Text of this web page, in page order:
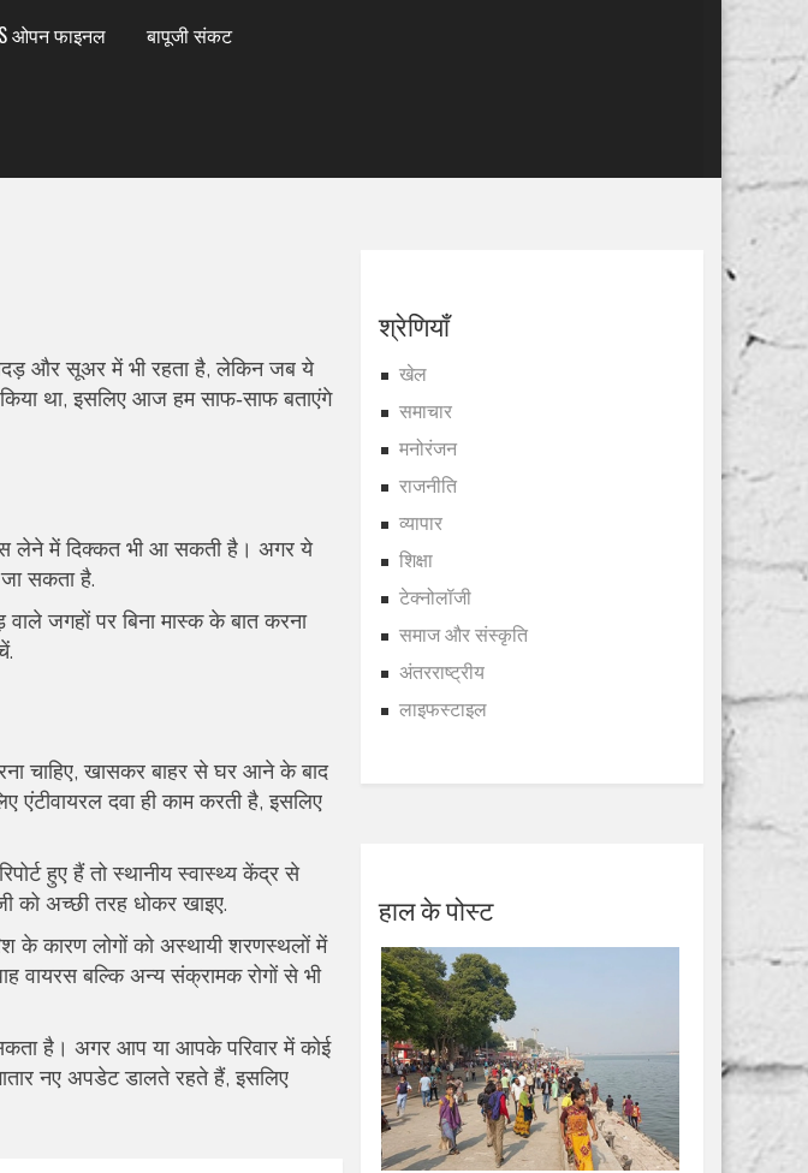
ओपन फाइनल बापूजी संकट
और सूअर में भी रहता है, लेकिन जब ये
था, इसलिए आज हम साफ‑साफ बताएंगे
लेने में दिक्कत भी आ सकती है। अगर ये
सकता है.
जगहों पर बिना मास्क के बात करना
चाहिए, खासकर बाहर से घर आने के बाद
एंटीवायरल दवा ही काम करती है, इसलिए
हुए हैं तो स्थानीय स्वास्थ्य केंद्र से
को अच्छी तरह धोकर खाइए.
के कारण लोगों को अस्थायी शरणस्थलों में
वायरस बल्कि अन्य संक्रामक रोगों से भी
है। अगर आप या आपके परिवार में कोई
नए अपडेट डालते रहते हैं, इसलिए
श्रेणियाँ
खेल
समाचार
मनोरंजन
राजनीति
व्यापार
शिक्षा
टेक्नोलॉजी
समाज और संस्कृति
अंतरराष्ट्रीय
लाइफस्टाइल
हाल के पोस्ट